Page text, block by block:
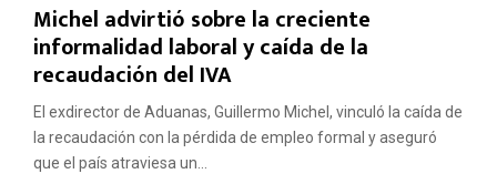
Michel advirtió sobre la creciente
informalidad laboral y caída de la
recaudación del IVA
El exdirector de Aduanas, Guillermo Michel, vinculó la caída de
la recaudación con la pérdida de empleo formal y aseguró
que el país atraviesa un...